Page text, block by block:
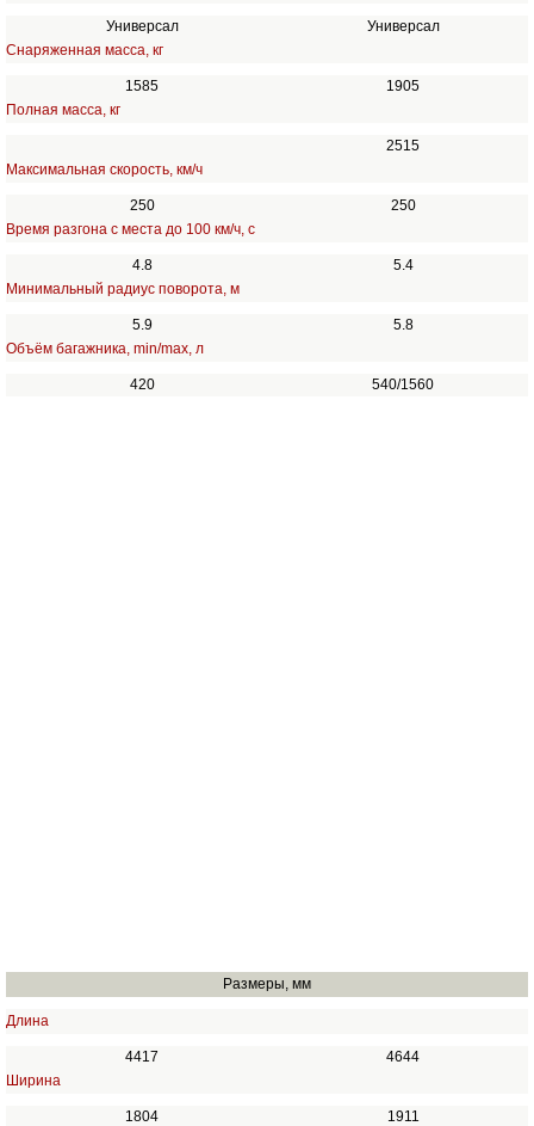
Универсал
Универсал
Снаряженная масса, кг
1585
1905
Полная масса, кг
2515
Максимальная скорость, км/ч
250
250
Время разгона с места до 100 км/ч, с
4.8
5.4
Минимальный радиус поворота, м
5.9
5.8
Объём багажника, min/max, л
420 540/1560
Размеры, мм
Длина
4417
4644
Ширина
1804
1911